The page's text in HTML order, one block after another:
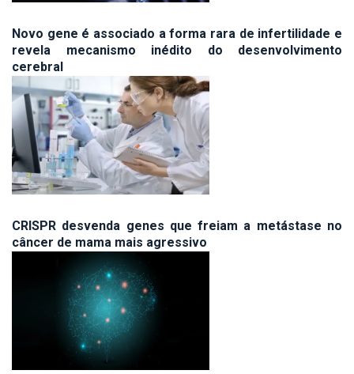
Novo gene é associado a forma rara de infertilidade e
revela mecanismo inédito do desenvolvimento
cerebral
CRISPR desvenda genes que freiam a metástase no
câncer de mama mais agressivo